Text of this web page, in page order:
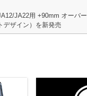
JA22用 +90mm オーバー
デザイン）を新発売